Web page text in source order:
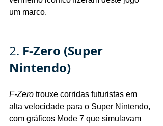
um marco.
2. F-Zero (Super
Nintendo)
F-Zero trouxe corridas futuristas em
alta velocidade para o Super Nintendo,
com gráficos Mode 7 que simulavam